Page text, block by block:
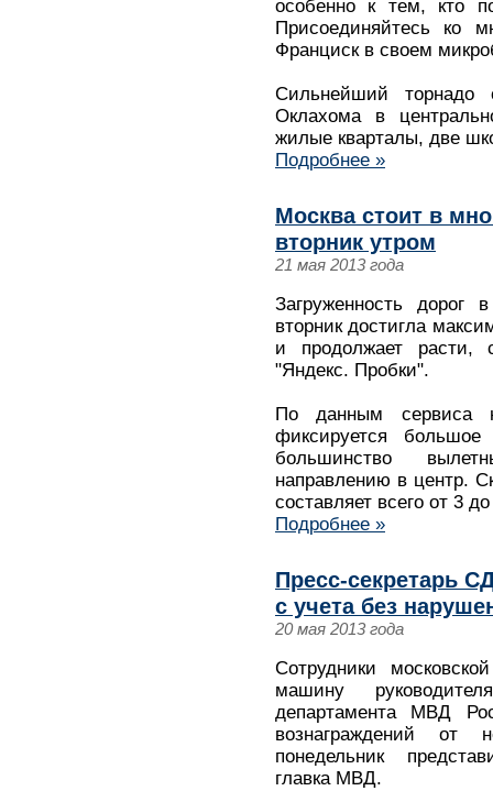
особенно к тем, кто
Присоединяйтесь ко
Франциск в своем
Сильнейший
Оклахома в
жилые кварталы, две
Подробнее »
Москва стоит в
вторник утром
21 мая 2013 года
Загруженность
вторник достигла
и продолжает расти,
"Яндекс. Пробки".
По данным сервиса
фиксируется
большинство
направлению в центр.
составляет всего от 3
Подробнее »
Пресс-секретарь
с учета без
20 мая 2013 года
Сотрудники
машину
департамента МВД
вознаграждений
понедельник
главка МВД.